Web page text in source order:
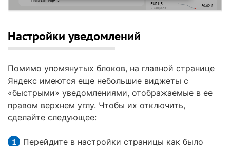
Настройки уведомлений
Помимо упомянутых блоков, на главной странице
Яндекс имеются еще небольшие виджеты с
«быстрыми» уведомлениями, отображаемые в ее
правом верхнем углу. Чтобы их отключить,
сделайте следующее:
Перейдите в настройки страницы как было